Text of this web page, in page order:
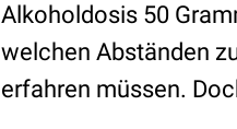
Alkoholdosis 50
welchen Abständen
erfahren müssen.